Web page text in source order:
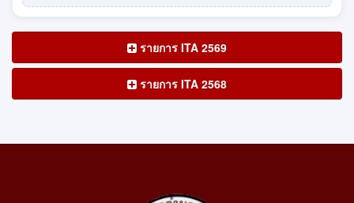
รายการ ITA 2569
รายการ ITA 2568